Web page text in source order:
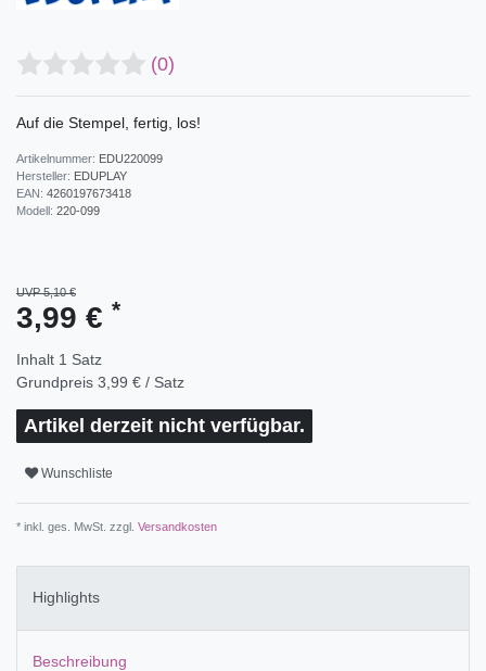
(0)
Auf die Stempel, fertig, los!
Artikelnummer: EDU220099
Hersteller: EDUPLAY
EAN: 4260197673418
Modell: 220-099
UVP 5,10 €
3,99 € *
Inhalt 1 Satz
Grundpreis 3,99 € / Satz
Artikel derzeit nicht verfügbar.
Wunschliste
* inkl. ges. MwSt. zzgl. Versandkosten
Highlights
Beschreibung